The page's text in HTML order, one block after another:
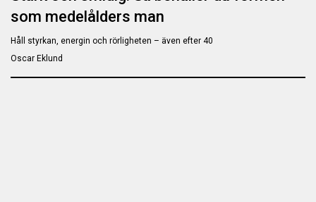
som medelålders man
Håll styrkan, energin och rörligheten – även efter 40
Oscar Eklund